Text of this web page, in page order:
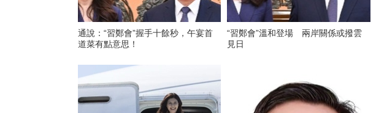
通說：“習鄭會”握手十餘秒，午宴首
道菜有點意思！
“習鄭會”溫和登場 兩岸關係或撥雲
見日